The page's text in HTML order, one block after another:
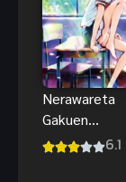
Nerawareta
Gakuen
(Psychic
6.1